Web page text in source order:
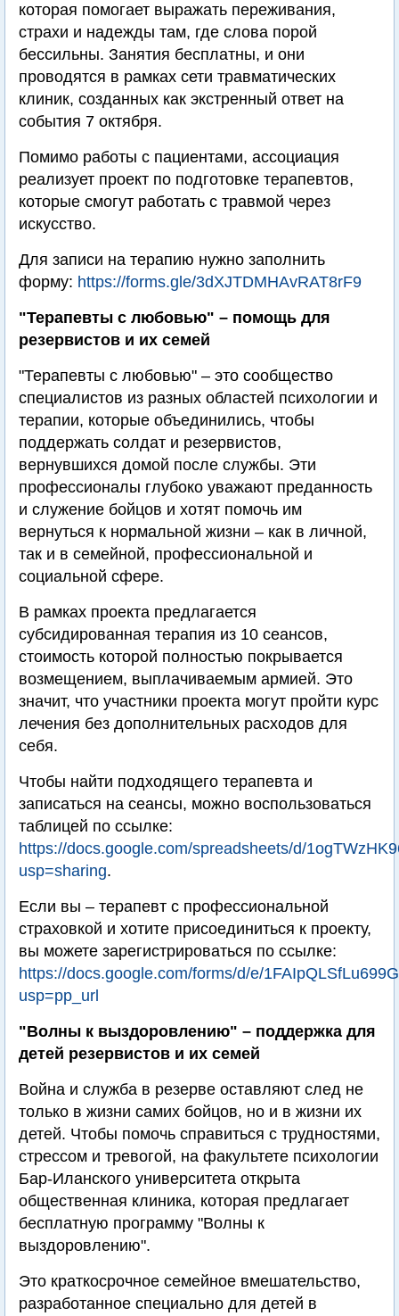
которая помогает выражать переживания,
страхи и надежды там, где слова порой
бессильны. Занятия бесплатны, и они
проводятся в рамках сети травматических
клиник, созданных как экстренный ответ на
события 7 октября.
Помимо работы с пациентами, ассоциация
реализует проект по подготовке терапевтов,
которые смогут работать с травмой через
искусство.
Для записи на терапию нужно заполнить
форму: https://forms.gle/3dXJTDMHAvRAT8rF9
"Терапевты с любовью" – помощь для
резервистов и их семей
"Терапевты с любовью" – это сообщество
специалистов из разных областей психологии и
терапии, которые объединились, чтобы
поддержать солдат и резервистов,
вернувшихся домой после службы. Эти
профессионалы глубоко уважают преданность
и служение бойцов и хотят помочь им
вернуться к нормальной жизни – как в личной,
так и в семейной, профессиональной и
социальной сфере.
В рамках проекта предлагается
субсидированная терапия из 10 сеансов,
стоимость которой полностью покрывается
возмещением, выплачиваемым армией. Это
значит, что участники проекта могут пройти курс
лечения без дополнительных расходов для
себя.
Чтобы найти подходящего терапевта и
записаться на сеансы, можно воспользоваться
таблицей по ссылке:
https://docs.google.com/spreadsheets/d/
usp=sharing.
Если вы – терапевт с профессиональной
страховкой и хотите присоединиться к проекту,
вы можете зарегистрироваться по ссылке:
https://docs.google.com/forms/d/e/
usp=pp_url
"Волны к выздоровлению" – поддержка для
детей резервистов и их семей
Война и служба в резерве оставляют след не
только в жизни самих бойцов, но и в жизни их
детей. Чтобы помочь справиться с трудностями,
стрессом и тревогой, на факультете психологии
Бар-Иланского университета открыта
общественная клиника, которая предлагает
бесплатную программу "Волны к
выздоровлению".
Это краткосрочное семейное вмешательство,
разработанное специально для детей в